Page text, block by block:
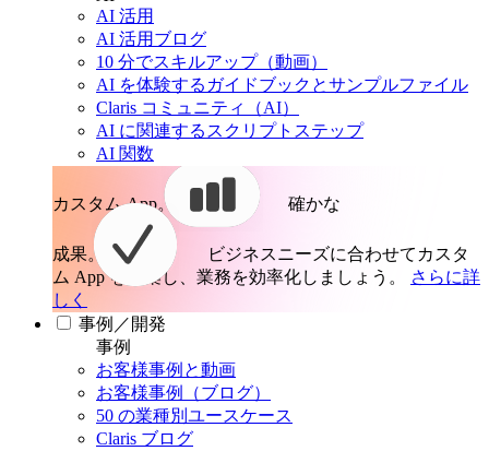
AI 活用
AI 活用ブログ
10 分でスキルアップ（動画）
AI を体験するガイドブックとサンプルファイル
Claris コミュニティ（AI）
AI に関連するスクリプトステップ
AI 関数
カスタム App。 確かな
成果。
ビジネスニーズに合わせてカスタ
ム App を構築し、業務を効率化しましょう。
さらに詳
しく
事例／開発
事例
お客様事例と動画
お客様事例（ブログ）
50 の業種別ユースケース
Claris ブログ